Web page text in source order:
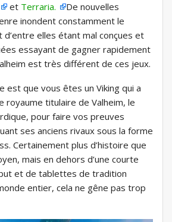
et Terraria.
De nouvelles
inondent constamment le
d’entre elles étant mal conçues et
essayant de gagner rapidement
est très différent de ces jeux.
est que vous êtes un Viking qui a
royaume titulaire de Valheim, le
pour faire vos preuves
ses anciens rivaux sous la forme
Certainement plus d’histoire que
mais en dehors d’une courte
et de tablettes de tradition
entier, cela ne gêne pas trop